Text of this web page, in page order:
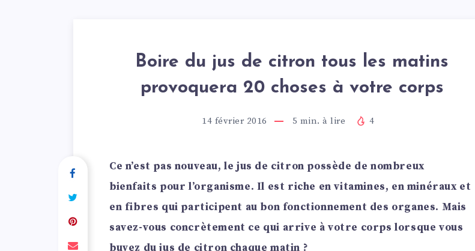
Boire du jus de citron tous les matins
provoquera 20 choses à votre corps
14 février 2016 5 min. à lire 4
Ce n’est pas nouveau, le jus de citron possède de nombreux
bienfaits pour l’organisme. Il est riche en vitamines, en minéraux et
en fibres qui participent au bon fonctionnement des organes. Mais
savez-vous concrètement ce qui arrive à votre corps lorsque vous
buvez du jus de citron chaque matin ?